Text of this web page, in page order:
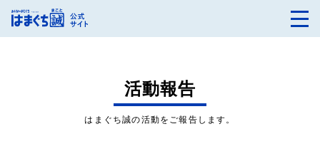
活動報告
はまぐち誠の活動をご報告します。